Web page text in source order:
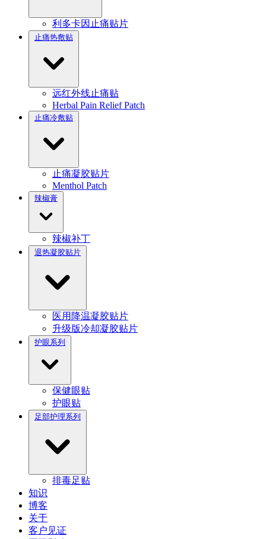
利多卡因止痛贴片
止痛热敷贴
远红外线止痛贴
Herbal Pain Relief Patch
止痛冷敷贴
止痛凝胶贴片
Menthol Patch
辣椒膏
辣椒补丁
退热凝胶贴片
医用降温凝胶贴片
升级版冷却凝胶贴片
护眼系列
保健眼贴
护眼贴
足部护理系列
排毒足贴
知识
博客
关于
客户见证